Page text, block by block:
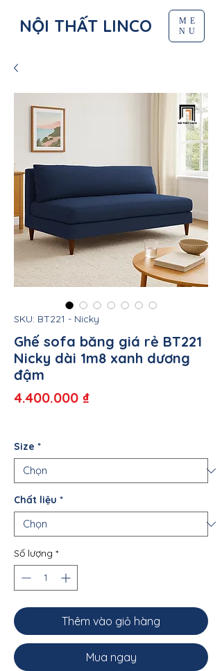
NỘI THẤT LINCO
ME
NU
SKU: BT221 - Nicky
Ghế sofa băng giá rẻ BT221
Nicky dài 1m8 xanh dương
đậm
4.400.000 ₫Giá
Size *
Chất liệu *
Số lượng *
Thêm vào giỏ hàng
Mua ngay